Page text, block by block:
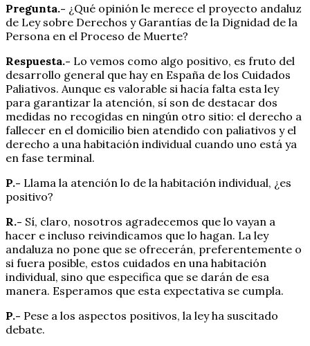
Pregunta.- ¿Qué opinión le merece el proyecto andaluz
de Ley sobre Derechos y Garantías de la Dignidad de la
Persona en el Proceso de Muerte?
Respuesta.- Lo vemos como algo positivo, es fruto del
desarrollo general que hay en España de los Cuidados
Paliativos. Aunque es valorable si hacía falta esta ley
para garantizar la atención, sí son de destacar dos
medidas no recogidas en ningún otro sitio: el derecho a
fallecer en el domicilio bien atendido con paliativos y el
derecho a una habitación individual cuando uno está ya
en fase terminal.
P.- Llama la atención lo de la habitación individual, ¿es
positivo?
R.- Sí, claro, nosotros agradecemos que lo vayan a
hacer e incluso reivindicamos que lo hagan. La ley
andaluza no pone que se ofrecerán, preferentemente o
si fuera posible, estos cuidados en una habitación
individual, sino que especifica que se darán de esa
manera. Esperamos que esta expectativa se cumpla.
P.- Pese a los aspectos positivos, la ley ha suscitado
debate.